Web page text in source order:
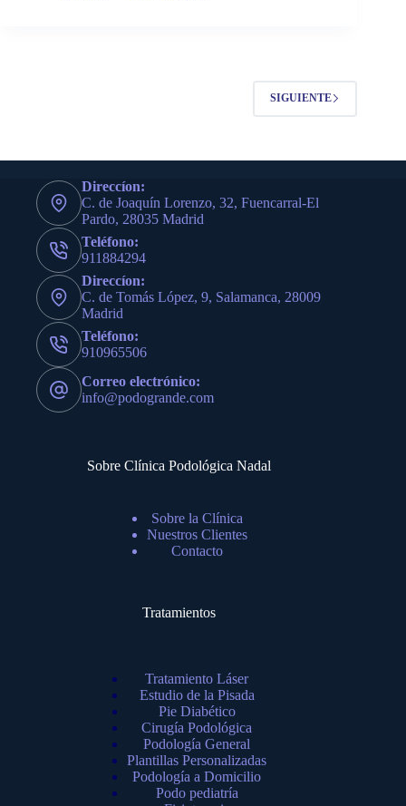
SIGUIENTE
Direccíon:
C. de Joaquín Lorenzo, 32, Fuencarral-El
Pardo, 28035 Madrid
Teléfono:
911884294
Direccíon:
C. de Tomás López, 9, Salamanca, 28009
Madrid
Teléfono:
910965506
Correo electrónico:
info@podogrande.com
Sobre Clínica Podológica Nadal
Sobre la Clínica
Nuestros Clientes
Contacto
Tratamientos
Tratamiento Láser
Estudio de la Pisada
Pie Diabético
Cirugía Podológica
Podología General
Plantillas Personalizadas
Podología a Domicilio
Podo pediatría